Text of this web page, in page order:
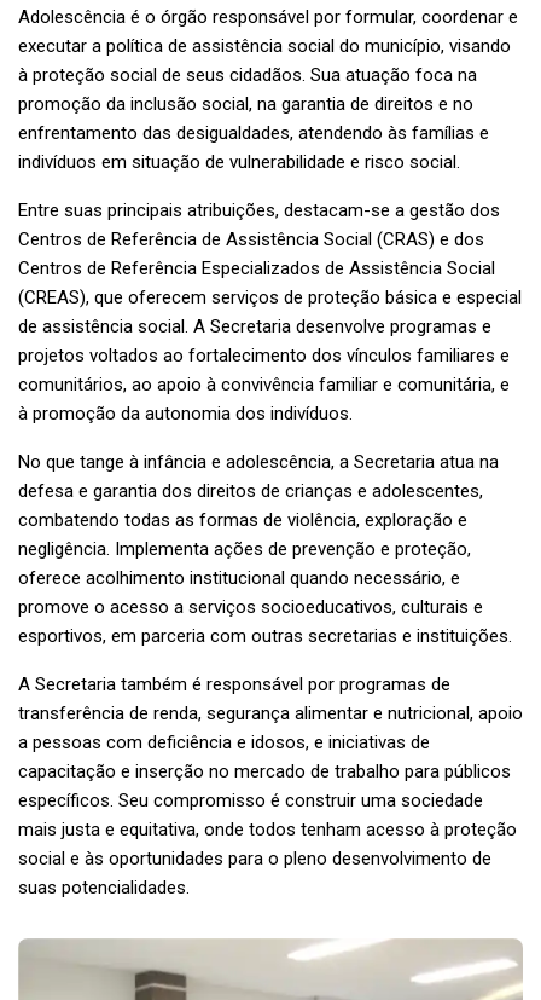
Adolescência é o órgão responsável por formular, coordenar e
executar a política de assistência social do município, visando
à proteção social de seus cidadãos. Sua atuação foca na
promoção da inclusão social, na garantia de direitos e no
enfrentamento das desigualdades, atendendo às famílias e
indivíduos em situação de vulnerabilidade e risco social.
Entre suas principais atribuições, destacam-se a gestão dos
Centros de Referência de Assistência Social (CRAS) e dos
Centros de Referência Especializados de Assistência Social
(CREAS), que oferecem serviços de proteção básica e especial
de assistência social. A Secretaria desenvolve programas e
projetos voltados ao fortalecimento dos vínculos familiares e
comunitários, ao apoio à convivência familiar e comunitária, e
à promoção da autonomia dos indivíduos.
No que tange à infância e adolescência, a Secretaria atua na
defesa e garantia dos direitos de crianças e adolescentes,
combatendo todas as formas de violência, exploração e
negligência. Implementa ações de prevenção e proteção,
oferece acolhimento institucional quando necessário, e
promove o acesso a serviços socioeducativos, culturais e
esportivos, em parceria com outras secretarias e instituições.
A Secretaria também é responsável por programas de
transferência de renda, segurança alimentar e nutricional, apoio
a pessoas com deficiência e idosos, e iniciativas de
capacitação e inserção no mercado de trabalho para públicos
específicos. Seu compromisso é construir uma sociedade
mais justa e equitativa, onde todos tenham acesso à proteção
social e às oportunidades para o pleno desenvolvimento de
suas potencialidades.